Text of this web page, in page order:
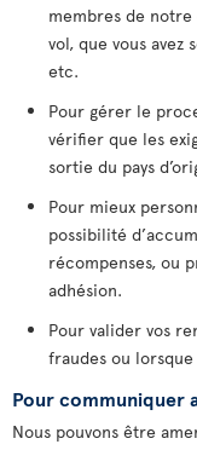
membres de notre
vol, que vous avez
etc.
Pour gérer le
vérifier que les
sortie du pays
Pour mieux
possibilité
récompenses, ou
adhésion.
Pour valider vos
fraudes ou
Pour communiquer
Nous pouvons être